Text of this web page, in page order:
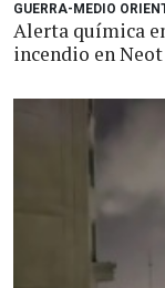
GUERRA-MEDIO
Alerta química
incendio en